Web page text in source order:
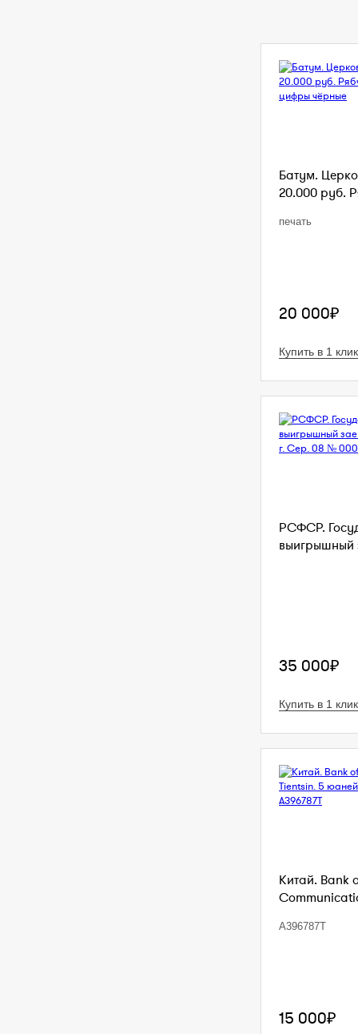
Батум.
20.000 руб.
печать
20 000₽
Купить в 1 клик
РСФСР.
выигрышный
35 000₽
Купить в 1 клик
Китай. Bank
A396787T
15 000₽